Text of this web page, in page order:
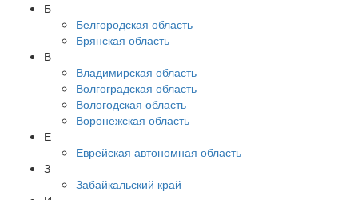
Б
Белгородская область
Брянская область
В
Владимирская область
Волгоградская область
Вологодская область
Воронежская область
Е
Еврейская автономная область
З
Забайкальский край